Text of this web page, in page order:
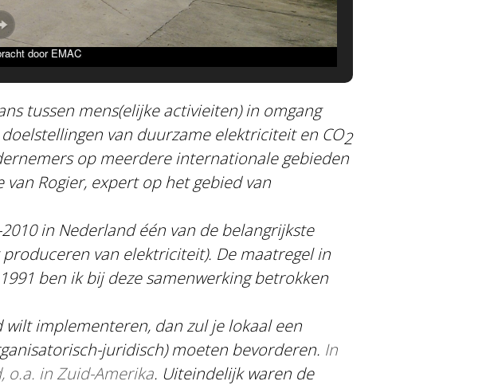
door EMAC
tussen mens(elijke activieiten) in omgang
van duurzame elektriciteit en CO2
op meerdere internationale gebieden
Rogier, expert op het gebied van
in Nederland één van de belangrijkste
van elektriciteit). De maatregel in
ben ik bij deze samenwerking betrokken
implementeren, dan zul je lokaal een
juridisch) moeten bevorderen. In
o.a. in Zuid-Amerika. Uiteindelijk waren de